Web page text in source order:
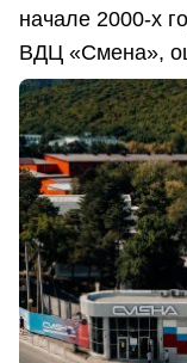
начале 2000-х
ВДЦ «Смена»,